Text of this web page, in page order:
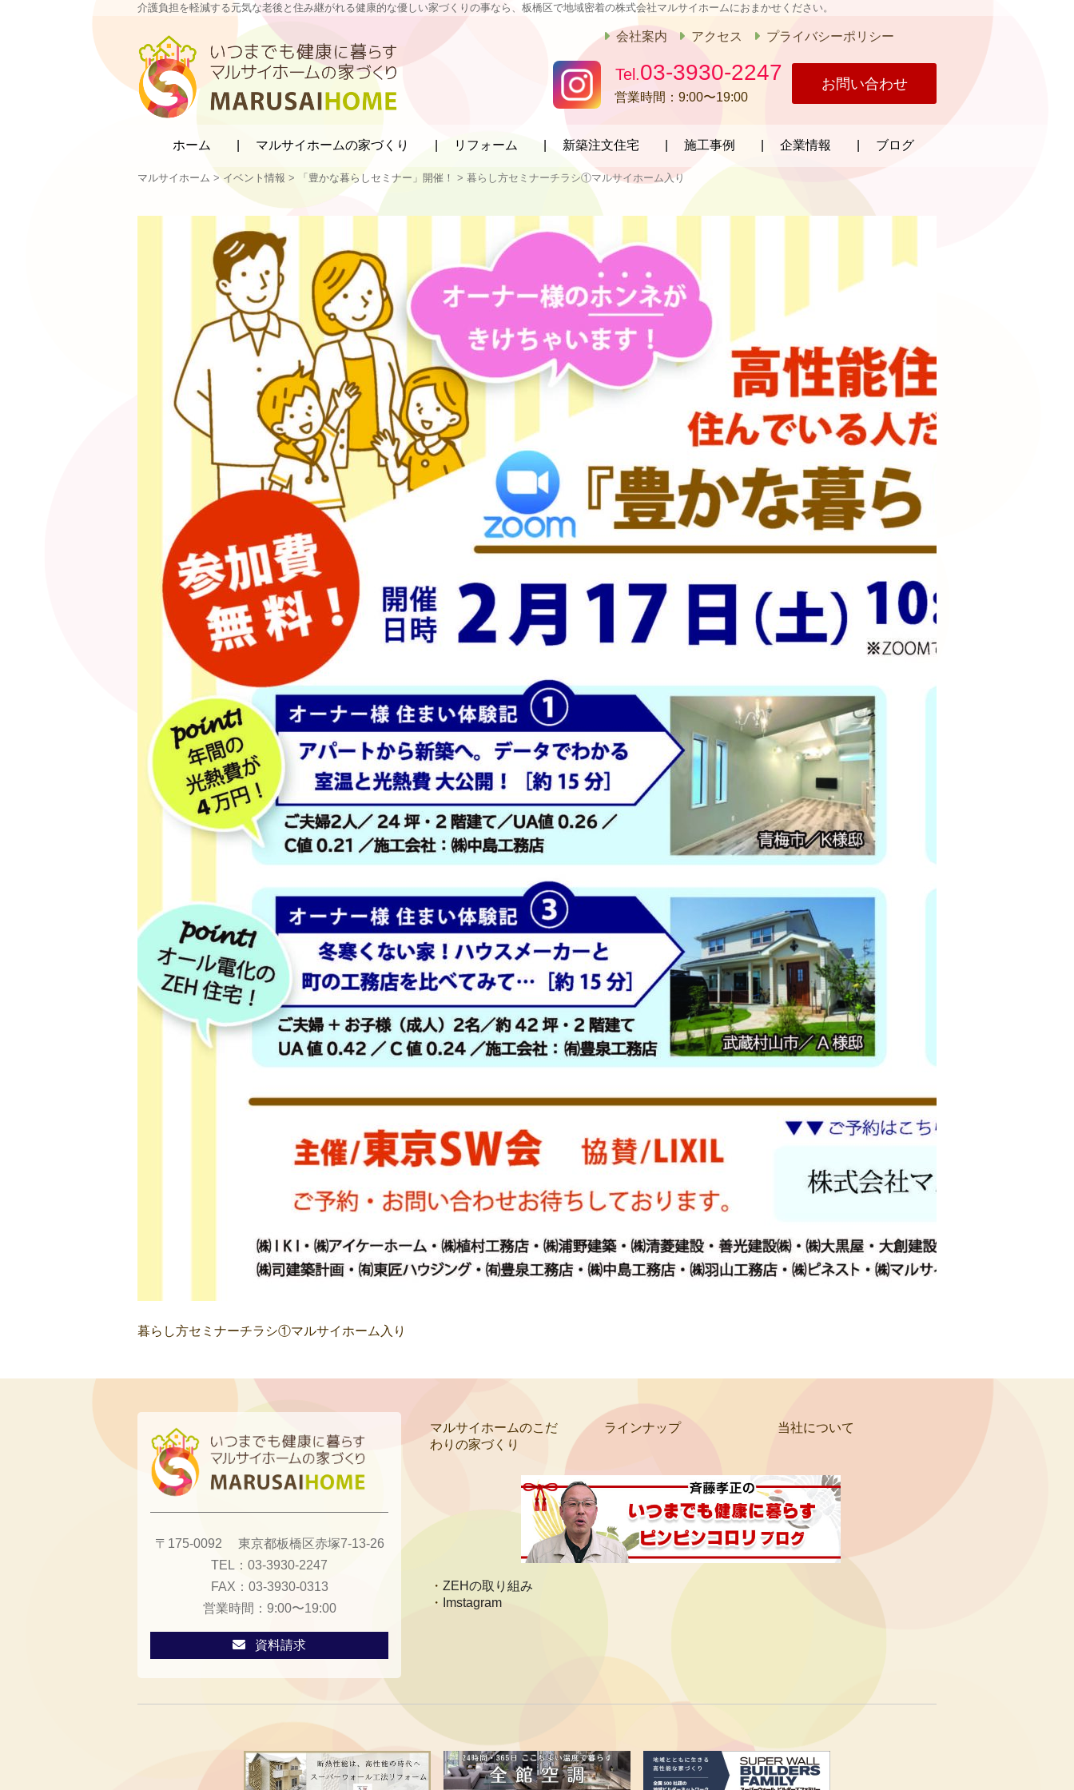
介護負担を軽減する元気な老後と住み継がれる健康的な優しい家づくりの事なら、板橋区で地域密着の株式会社マルサイホームにおまかせください。
マルサイホーム 会社案内 アクセス プライバシーポリシー
03-3930-2247
営業時間：9:00〜19:00
お問い合わせ
ホーム マルサイホームの家づくり リフォーム 新築注文住宅 施工事例 企業情報 ブログ
マルサイホーム >イベント情報 > 「豊かな暮らしセミナー」開催！ > 暮らし方セミナーチラシ①マルサイホーム入り
暮らし方セミナーチラシ①マルサイホーム入り
〒175-0092
東京都板橋区赤塚7-13-26
TEL： 03-3930-2247
FAX： 03-3930-0313
営業時間： 9:00〜19:00
資料請求
マルサイホームのこだ
わりの家づくり
ラインナップ 当社について
ZEHの取り組み
Imstagram